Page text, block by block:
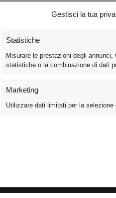
Gestisci la tua
Statistiche
Misurare le prestazioni degli
statistiche o la combinazione di dati
Marketing
Utilizzare dati limitati per la selezione